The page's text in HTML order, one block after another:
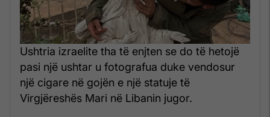
Ushtria izraelite tha të enjten se do të hetojë
pasi një ushtar u fotografua duke vendosur
një cigare në gojën e një statuje të
Virgjëreshës Mari në Libanin jugor.